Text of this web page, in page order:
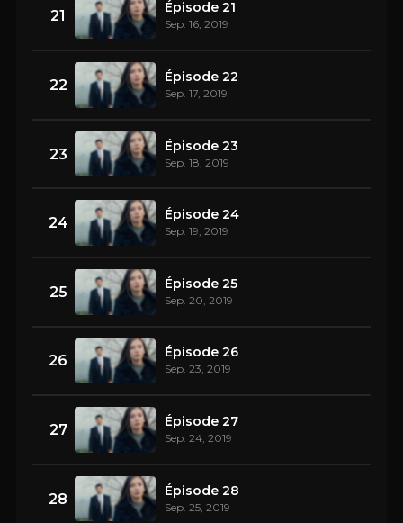
21 Épisode 21
Sep. 16, 2019
22 Épisode 22
Sep. 17, 2019
23 Épisode 23
Sep. 18, 2019
24 Épisode 24
Sep. 19, 2019
25 Épisode 25
Sep. 20, 2019
26 Épisode 26
Sep. 23, 2019
27 Épisode 27
Sep. 24, 2019
28 Épisode 28
Sep. 25, 2019